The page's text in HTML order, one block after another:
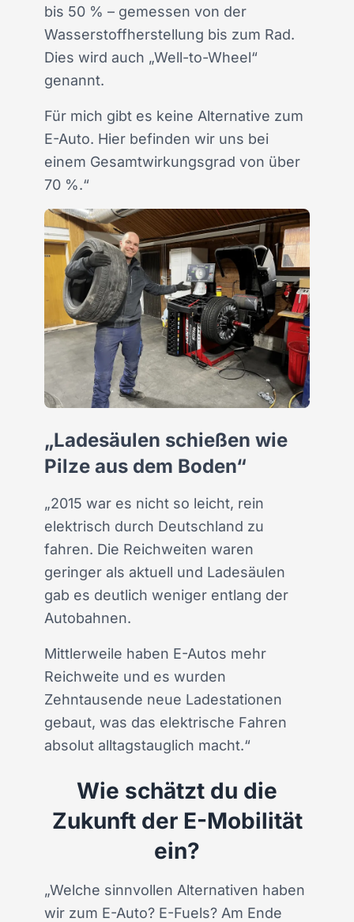
bis 50 % – gemessen von der
Wasserstoffherstellung bis zum Rad.
Dies wird auch „Well-to-Wheel“
genannt.
Für mich gibt es keine Alternative zum
E-Auto. Hier befinden wir uns bei
einem Gesamtwirkungsgrad von über
70 %.“
„Ladesäulen schießen wie
Pilze aus dem Boden“
„2015 war es nicht so leicht, rein
elektrisch durch Deutschland zu
fahren. Die Reichweiten waren
geringer als aktuell und Ladesäulen
gab es deutlich weniger entlang der
Autobahnen.
Mittlerweile haben E-Autos mehr
Reichweite und es wurden
Zehntausende neue Ladestationen
gebaut, was das elektrische Fahren
absolut alltagstauglich macht.“
Wie schätzt du die
Zukunft der E-Mobilität
ein?
„Welche sinnvollen Alternativen haben
wir zum E-Auto? E-Fuels? Am Ende